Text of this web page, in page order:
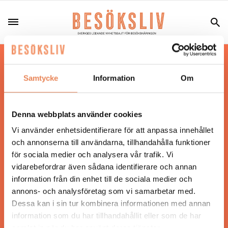
Samtycke Information Om
Denna webbplats använder cookies
Vi använder enhetsidentifierare för att anpassa innehållet
och annonserna till användarna, tillhandahålla funktioner
för sociala medier och analysera vår trafik. Vi
vidarebefordrar även sådana identifierare och annan
information från din enhet till de sociala medier och
annons- och analysföretag som vi samarbetar med.
Dessa kan i sin tur kombinera informationen med annan
information som du har tillhandahållit eller som de har
Hos oss läser du landets mest uppdaterade
nyheter och snackisar inom besöksnäringen.
Besöksliv i sin tryckta form är ett affärsmagasin
Tidningen ges ut avVisita
ANSVARIG UTGIVARE
Jonas Siljhammar
UPPHOVSRÄTT